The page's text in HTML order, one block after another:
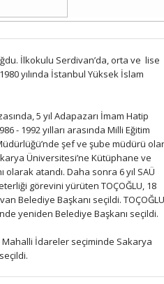
İlkokulu Serdivan’da, orta ve lise
yılında İstanbul Yüksek İslam
5 yıl Adapazarı İmam Hatip
- 1992 yılları arasında Milli Eğitim
şef ve şube müdürü
Üniversitesi’ne Kütüphane ve
atandı. Daha sonra 6 yıl SAÜ
görevini yürüten TOÇOĞLU, 18
Belediye Başkanı seçildi.
yeniden Belediye Başkanı seçildi.
Mahalli İdareler seçiminde Sakarya